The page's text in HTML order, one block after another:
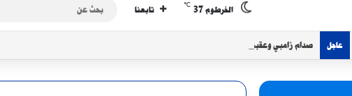
الخرطوم 37
℃
تابعنا
عاجل صدام زامبي وعقبة جزائرية أو غينية محتملة.. تعرف على مسار المريخ في أبطال أفريقيا